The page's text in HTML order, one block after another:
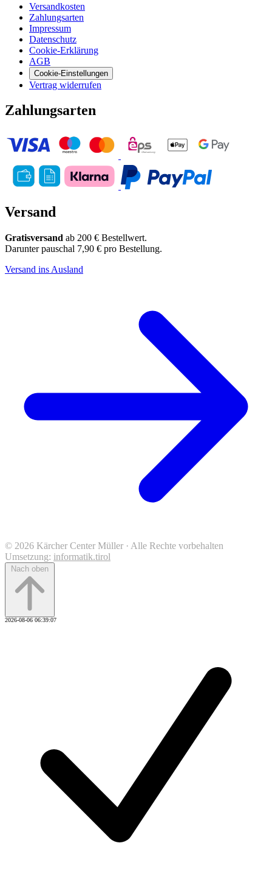
Versandkosten
Zahlungsarten
Impressum
Datenschutz
Cookie-Erklärung
AGB
Cookie-Einstellungen
Vertrag widerrufen
Zahlungsarten
Versand
Gratisversand ab 200 € Bestellwert.
Darunter pauschal 7,90 € pro Bestellung.
Versand ins Ausland
© 2026 Kärcher Center Müller · Alle Rechte vorbehalten
Umsetzung: informatik.tirol
Nach oben
2026-08-06 06:39:07